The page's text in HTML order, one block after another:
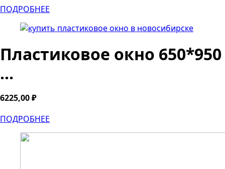
ПОДРОБНЕЕ
Пластиковое окно 650*950
...
6225,00₽
ПОДРОБНЕЕ